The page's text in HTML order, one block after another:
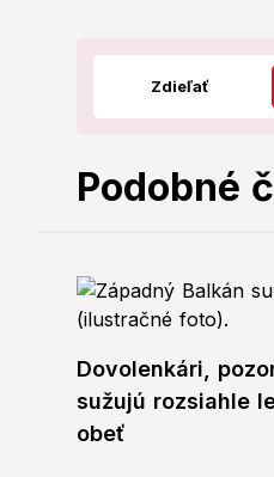
Zdieľať
Podobné
Dovolenkári,
sužujú rozsiahle
obeť